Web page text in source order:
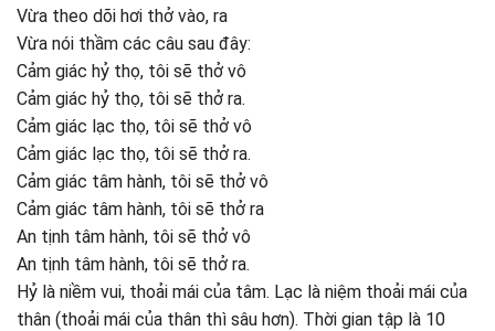
Vừa theo dõi hơi thở vào, ra
Vừa nói thầm các câu sau đây:
Cảm giác hỷ thọ, tôi sẽ thở vô
Cảm giác hỷ thọ, tôi sẽ thở ra.
Cảm giác lạc thọ, tôi sẽ thở vô
Cảm giác lạc thọ, tôi sẽ thở ra.
Cảm giác tâm hành, tôi sẽ thở vô
Cảm giác tâm hành, tôi sẽ thở ra
An tịnh tâm hành, tôi sẽ thở vô
An tịnh tâm hành, tôi sẽ thở ra.
Hỷ là niềm vui, thoải mái của tâm. Lạc là niệm thoải mái của
thân (thoải mái của thân thì sâu hơn). Thời gian tập là 10